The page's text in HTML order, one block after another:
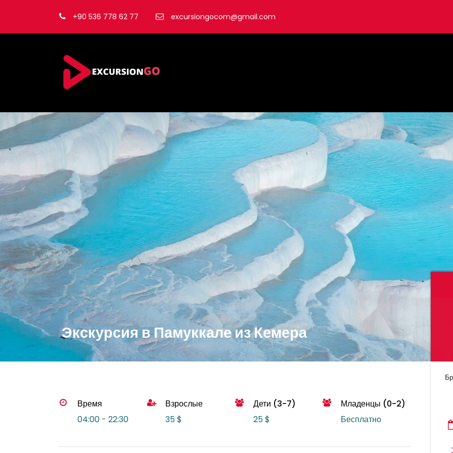
+90 536 778 62 77 excursiongocom@gmail.com
Экскурсия в Памуккале из Кемера
Время
04:00 - 22:30
Взрослые
35 $
Дети (3-7)
25 $
Младенцы (0-2)
Бесплатно